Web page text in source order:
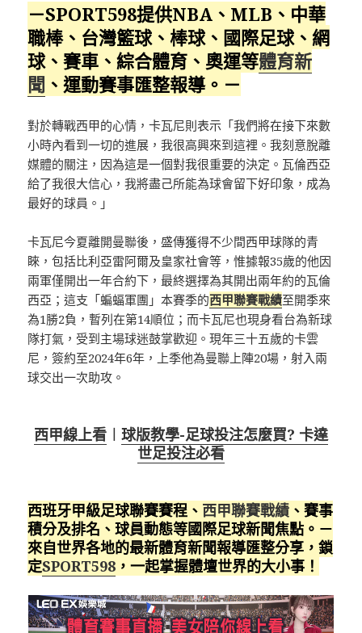
－SPORT598提供NBA、MLB、中華
職棒、台灣籃球、棒球、國際足球、網
球、賽車、綜合體育、奧運等體育新
聞 、運動賽事匯整報導。－
對於轉戰西甲的心情，卡瓦尼則表示「我們將在接下來數
小時內看到一切的進展，我很高興來到這裡。我刻意脫離
媒體的關注，因為這是一個對我很重要的決定。瓦倫西亞
給了我很大信心，我將盡己所能為球會留下好印象，成為
最好的球員。」
卡瓦尼今夏離開曼聯後，盛傳獲得不少間西甲球隊的青
睞，包括比利亞雷阿爾及皇家社會等，惟據報35歲的他因
兩軍僅開出一年合約下，最終選擇為其開出兩年約的瓦倫
西亞；這支「蝙蝠軍團」本賽季的西甲聯賽戰績至開季來
為1勝2負，暫列在第14順位；而卡瓦尼也現身看台為新球
隊打氣，受到主場球迷鼓掌歡迎。現年三十五歲的卡雲
尼，簽約至2024年6年，上季他為曼聯上陣20場，射入兩
球交出一次助攻。
西甲線上看 ︱ 球版教學-足球投注怎麼買? 卡達
世足投注必看
西班牙甲級足球聯賽賽程、 西甲聯賽戰績 、賽事
積分及排名、球員動態等國際足球新聞焦點。－
來自世界各地的最新體育新聞報導匯整分享，鎖
定SPORT598 ，一起掌握體壇世界的大小事！